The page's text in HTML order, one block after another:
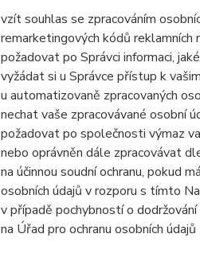
vzít souhlas se zpracováním
remarketingových kódů reklamních
požadovat po Správci informaci,
vyžádat si u Správce přístup k
u automatizovaně zpracovaných
nechat vaše zpracovávané osobní
požadovat po společnosti výmaz
nebo oprávněn dále zpracovávat
na účinnou soudní ochranu, pokud
osobních údajů v rozporu s tímto
v případě pochybností o
na Úřad pro ochranu osobních údajů